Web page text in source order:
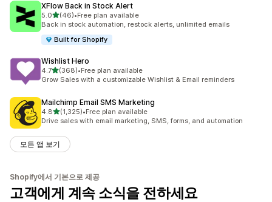
XFlow Back in Stock Alert
5.0별 5개 중
(46)
총 리뷰 46개
•Free plan available
Back in stock automation, restock alerts, unlimited emails
Built for Shopify
Wishlist Hero
4.7별 5개 중
(368)
총 리뷰 368개
•Free plan available
Grow Sales with a customizable Wishlist & Email reminders
Mailchimp Email SMS Marketing
4.8별 5개 중
(1,325)
총 리뷰 1325개
•Free plan available
Drive sales with email marketing, SMS, forms, and automation
모든 앱 보기
Shopify에서 기본으로 제공
고객에게 계속 소식을 전하세요